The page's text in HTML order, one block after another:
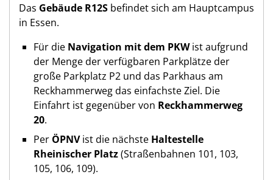
Das Gebäude R12S befindet sich am Hauptcampus
in Essen.
Für die Navigation mit dem PKWist aufgrund
der Menge der verfügbaren Parkplätze der
große Parkplatz P2 und das Parkhaus am
Reckhammerweg das einfachste Ziel. Die
Einfahrt ist gegenüber von Reckhammerweg
20.
Per ÖPNVist die nächste Haltestelle
Rheinischer Platz(Straßenbahnen 101, 103,
105, 106, 109).